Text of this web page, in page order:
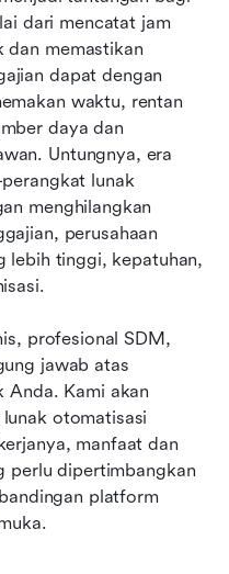
dari mencatat jam
dan memastikan
dapat dengan
waktu, rentan
daya dan
Untungnya, era
lunak
menghilangkan
perusahaan
lebih tinggi, kepatuhan,
profesional SDM,
jawab atas
Anda. Kami akan
otomatisasi
manfaat dan
perlu dipertimbangkan
platform
otomatisasi
penggajian Anda